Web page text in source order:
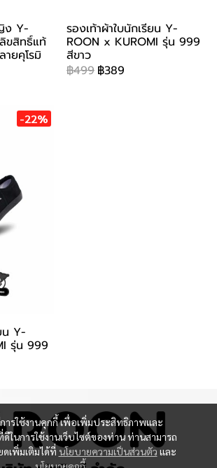
ง Y-
ขสิทธิ์แท้
ยคุโรมิ
รองเท้าผ้าใบนักเรียน Y-
ROON x KUROMI รุ่น 999
สีขาว
฿499 ฿389
-22%
น Y-
รุ่น 999
ารใช้งานคุกกี้ เพื่อเพิ่มประสิทธิภาพและ
ในการใช้งานเว็บไซต์ของท่าน ท่านสามารถ
ดเพิ่มเติมได้ที่ นโยบายความเป็นส่วนตัวและ